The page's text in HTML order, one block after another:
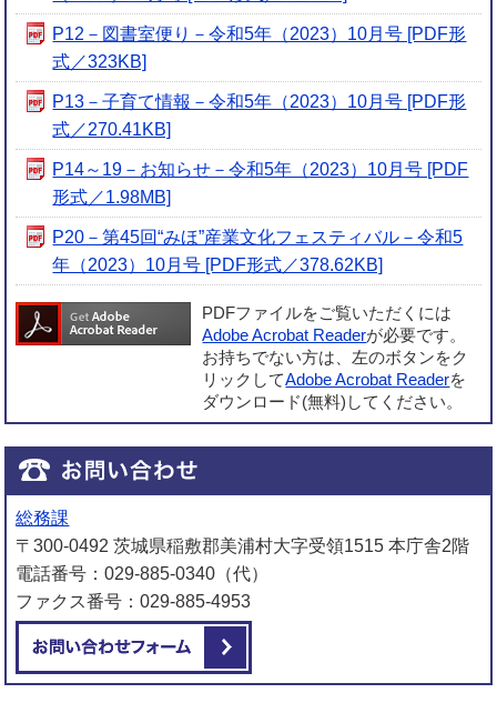
P12－図書室便り－令和5年（2023）10月号 [PDF形
式／323KB]
P13－子育て情報－令和5年（2023）10月号 [PDF形
式／270.41KB]
P14～19－お知らせ－令和5年（2023）10月号 [PDF
形式／1.98MB]
P20－第45回“みほ”産業文化フェスティバル－令和5
年（2023）10月号 [PDF形式／378.62KB]
PDFファイルをご覧いただくには
Adobe Acrobat Readerが必要です。
お持ちでない方は、左のボタンをク
リックしてAdobe Acrobat Readerを
ダウンロード(無料)してください。
総務課
〒300-0492 茨城県稲敷郡美浦村大字受領1515 本庁舎2階
電話番号：029-885-0340（代）
ファクス番号：029-885-4953